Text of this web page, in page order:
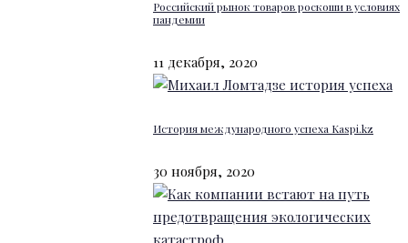
Российский рынок товаров роскоши в условиях
пандемии
11 декабря, 2020
История международного успеха Kaspi.kz
30 ноября, 2020